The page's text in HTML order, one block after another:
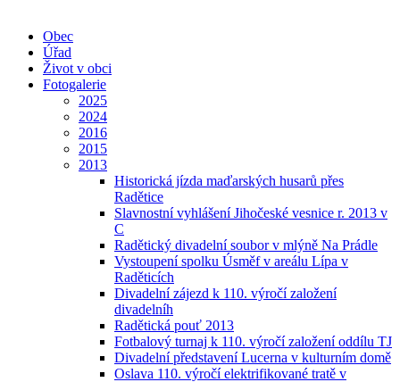
Obec
Úřad
Život v obci
Fotogalerie
2025
2024
2016
2015
2013
Historická jízda maďarských husarů přes
Radětice
Slavnostní vyhlášení Jihočeské vesnice r. 2013 v
C
Radětický divadelní soubor v mlýně Na Prádle
Vystoupení spolku Úsměf v areálu Lípa v
Raděticích
Divadelní zájezd k 110. výročí založení
divadelníh
Radětická pouť 2013
Fotbalový turnaj k 110. výročí založení oddílu TJ
Divadelní představení Lucerna v kulturním domě
Oslava 110. výročí elektrifikované tratě v